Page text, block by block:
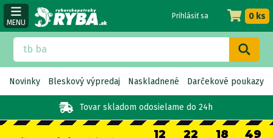
MENU
Tovar skladom odosielame do 24h
Prihlásiť sa 0 ks
Novinky Bleskový výpredaj Naskladnené Darčekové poukazy
12 22 18 49